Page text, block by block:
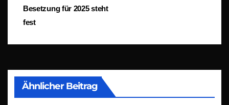
Besetzung für 2025 steht
fest
Ähnlicher Beitrag